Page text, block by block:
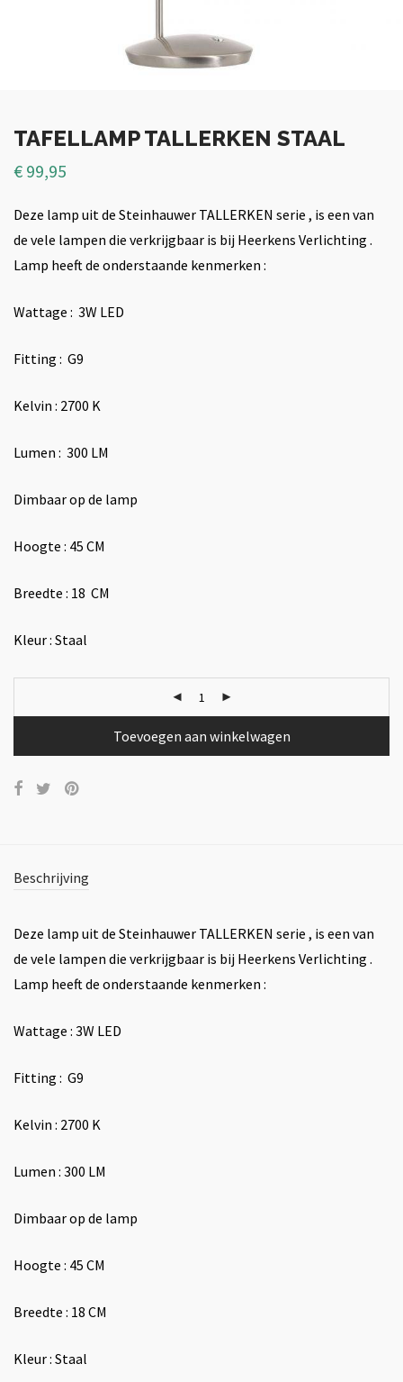
TAFELLAMP TALLERKEN STAAL
€ 99,95
Deze lamp uit de Steinhauwer TALLERKEN serie , is een van
de vele lampen die verkrijgbaar is bij Heerkens Verlichting .
Lamp heeft de onderstaande kenmerken :
Wattage : 3W LED
Fitting : G9
Kelvin : 2700 K
Lumen : 300 LM
Dimbaar op de lamp
Hoogte : 45 CM
Breedte : 18 CM
Kleur : Staal
Toevoegen aan winkelwagen
Beschrijving
Deze lamp uit de Steinhauwer TALLERKEN serie , is een van
de vele lampen die verkrijgbaar is bij Heerkens Verlichting .
Lamp heeft de onderstaande kenmerken :
Wattage : 3W LED
Fitting : G9
Kelvin : 2700 K
Lumen : 300 LM
Dimbaar op de lamp
Hoogte : 45 CM
Breedte : 18 CM
Kleur : Staal